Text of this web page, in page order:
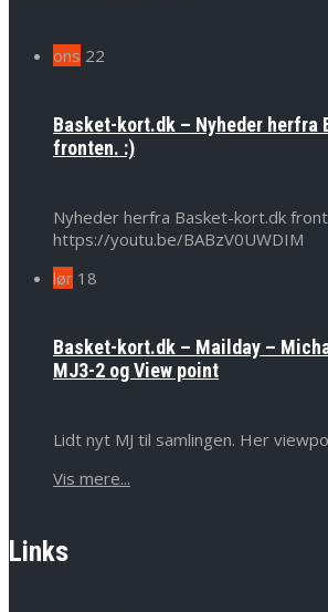
ons 22
Basket-kort.dk – Nyheder herfra
fronten. :)
Nyheder herfra Basket-kort.dk
https://youtu.be/BABzV0UWDIM
lør 18
Basket-kort.dk – Mailday –
MJ3-2 og View point
Lidt nyt MJ til samlingen. Her
Vis mere...
Links